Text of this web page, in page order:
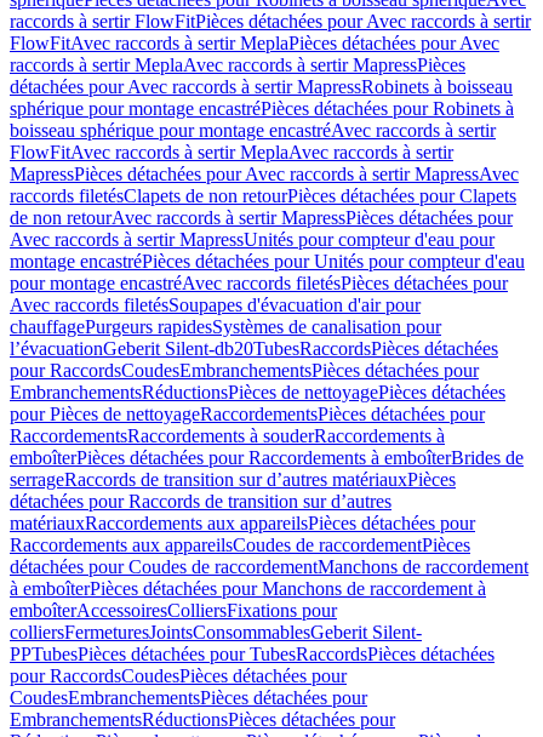
raccords à sertir FlowFitPièces détachées pour Avec raccords à sertir
FlowFitAvec raccords à sertir MeplaPièces détachées pour Avec
raccords à sertir MeplaAvec raccords à sertir MapressPièces
détachées pour Avec raccords à sertir MapressRobinets à boisseau
sphérique pour montage encastréPièces détachées pour Robinets à
boisseau sphérique pour montage encastréAvec raccords à sertir
FlowFitAvec raccords à sertir MeplaAvec raccords à sertir
MapressPièces détachées pour Avec raccords à sertir MapressAvec
raccords filetésClapets de non retourPièces détachées pour Clapets
de non retourAvec raccords à sertir MapressPièces détachées pour
Avec raccords à sertir MapressUnités pour compteur d'eau pour
montage encastréPièces détachées pour Unités pour compteur d'eau
pour montage encastréAvec raccords filetésPièces détachées pour
Avec raccords filetésSoupapes d'évacuation d'air pour
chauffagePurgeurs rapidesSystèmes de canalisation pour
l’évacuationGeberit Silent-db20TubesRaccordsPièces détachées
pour RaccordsCoudesEmbranchementsPièces détachées pour
EmbranchementsRéductionsPièces de nettoyagePièces détachées
pour Pièces de nettoyageRaccordementsPièces détachées pour
RaccordementsRaccordements à souderRaccordements à
emboîterPièces détachées pour Raccordements à emboîterBrides de
serrageRaccords de transition sur d’autres matériauxPièces
détachées pour Raccords de transition sur d’autres
matériauxRaccordements aux appareilsPièces détachées pour
Raccordements aux appareilsCoudes de raccordementPièces
détachées pour Coudes de raccordementManchons de raccordement
à emboîterPièces détachées pour Manchons de raccordement à
emboîterAccessoiresColliersFixations pour
colliersFermeturesJointsConsommablesGeberit Silent-
PPTubesPièces détachées pour TubesRaccordsPièces détachées
pour RaccordsCoudesPièces détachées pour
CoudesEmbranchementsPièces détachées pour
EmbranchementsRéductionsPièces détachées pour